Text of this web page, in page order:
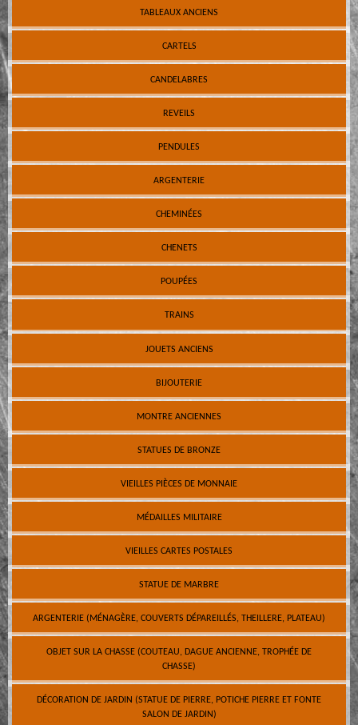
TABLEAUX ANCIENS
CARTELS
CANDELABRES
REVEILS
PENDULES
ARGENTERIE
CHEMINÉES
CHENETS
POUPÉES
TRAINS
JOUETS ANCIENS
BIJOUTERIE
MONTRE ANCIENNES
STATUES DE BRONZE
VIEILLES PIÈCES DE MONNAIE
MÉDAILLES MILITAIRE
VIEILLES CARTES POSTALES
STATUE DE MARBRE
ARGENTERIE (MÉNAGÈRE, COUVERTS DÉPAREILLÉS, THEILLERE, PLATEAU)
OBJET SUR LA CHASSE (COUTEAU, DAGUE ANCIENNE, TROPHÉE DE
CHASSE)
DÉCORATION DE JARDIN (STATUE DE PIERRE, POTICHE PIERRE ET FONTE
SALON DE JARDIN)